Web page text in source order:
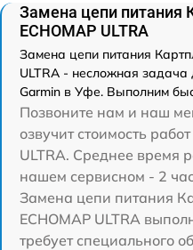
Замена цепи питания
ECHOMAP ULTRA
Замена цепи питания
ULTRA - несложная
Garmin в Уфе. Выполним
Позвоните нам и наш
озвучит стоимость
ULTRA. Среднее время
нашем сервисном - 2
Замена цепи питания
ECHOMAP ULTRA
требует специального